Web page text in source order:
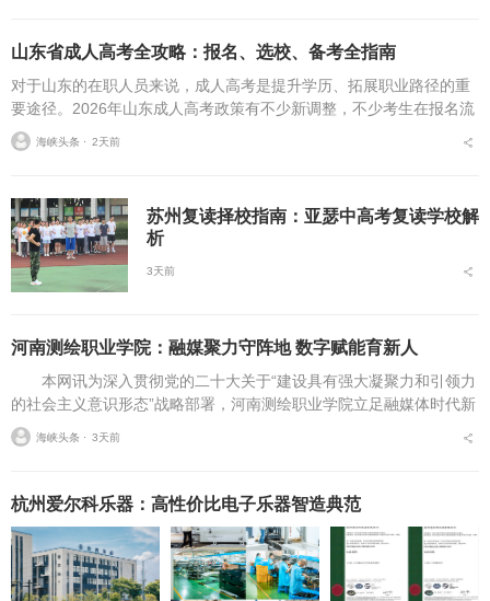
山东省成人高考全攻略：报名、选校、备考全指南
对于山东的在职人员来说，成人高考是提升学历、拓展职业路径的重
要途径。2026年山东成人高考政策有不少新调整，不少考生在报名流
程、条件筛选、院校选择等方面存在诸多疑问，本文将从报名全流
程、报考条件、院校...
海峡头条 ⋅ 2天前
苏州复读择校指南：亚瑟中高考复读学校解
析
3天前
河南测绘职业学院：融媒聚力守阵地 数字赋能育新人
本网讯为深入贯彻党的二十大关于“建设具有强大凝聚力和引领力
的社会主义意识形态”战略部署，河南测绘职业学院立足融媒体时代新
挑战，扎实推进在风险研判、机制创新、技术赋能、实践育人等方面
的路径分析与研...
海峡头条 ⋅ 3天前
杭州爱尔科乐器：高性价比电子乐器智造典范